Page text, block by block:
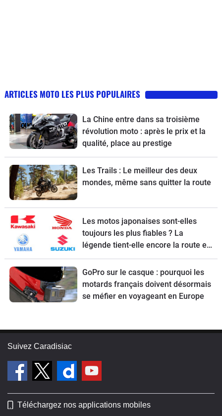
ARTICLES MOTO LES PLUS POPULAIRES
La Chine entre dans sa troisième
révolution moto : après le prix et la
qualité, place au prestige
Les Trails : Le meilleur des deux
mondes, même sans quitter la route
Les motos japonaises sont-elles
toujours les plus fiables ? La
légende tient-elle encore la route en
2026 ?
GoPro sur le casque : pourquoi les
motards français doivent désormais
se méfier en voyageant en Europe
Suivez Caradisiac
Téléchargez nos applications mobiles